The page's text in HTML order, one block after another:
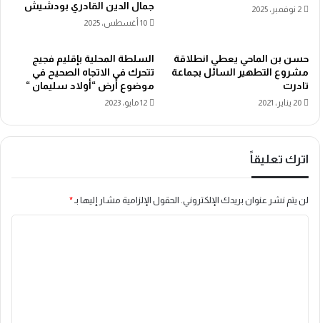
2 نوفمبر، 2025
جمال الدين القادري بودشيش
10 أغسطس، 2025
حسن بن الماحي يعطي انطلاقة
مشروع التطهير السائل بجماعة
تادرت
20 يناير، 2021
السلطة المحلية بإقليم فجيج
تتحرك في الاتجاه الصحيح في
موضوع أرض “أولاد سليمان “
12 مايو، 2023
اترك تعليقاً
لن يتم نشر عنوان بريدك الإلكتروني. الحقول الإلزامية مشار إليها بـ*